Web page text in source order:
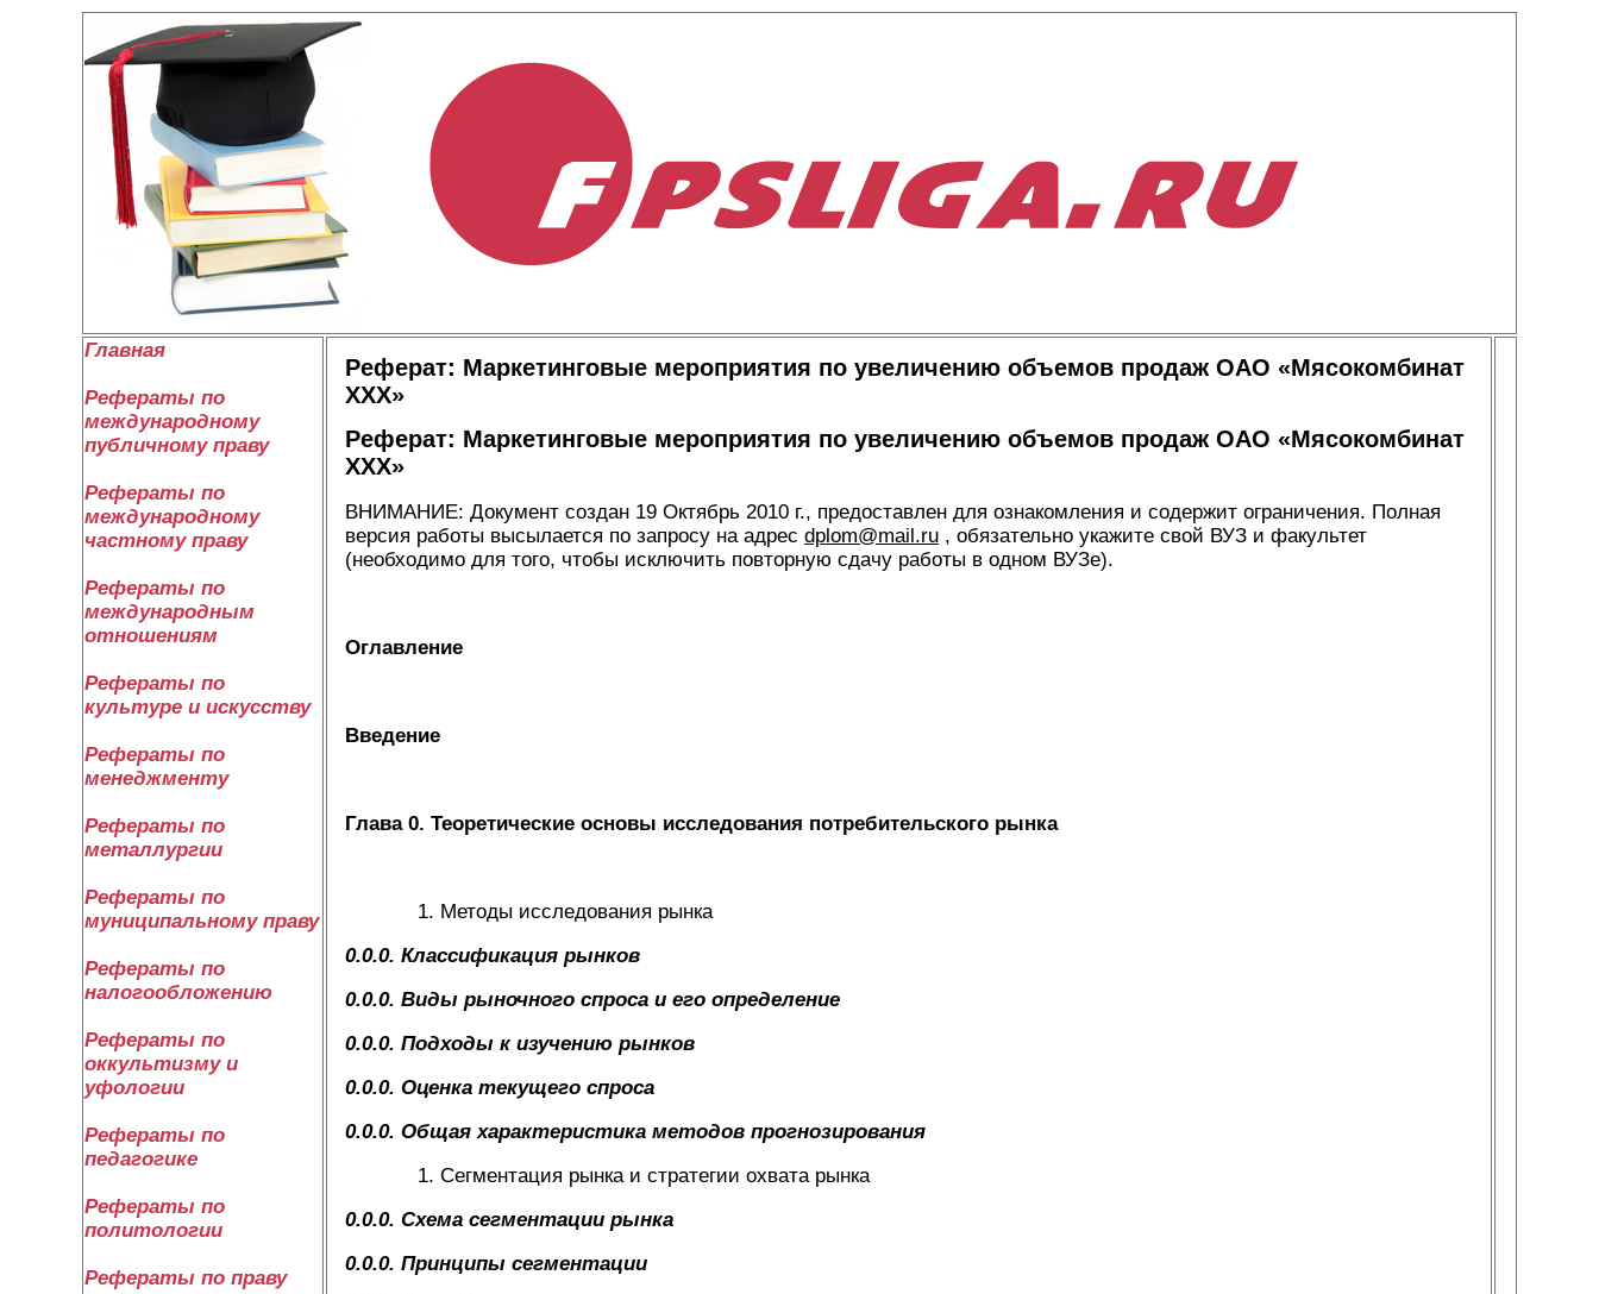
Главная
Рефераты по
международному
публичному праву
Рефераты по
международному
частному праву
Рефераты по
международным
отношениям
Рефераты по
культуре и искусству
Рефераты по
менеджменту
Рефераты по
металлургии
Рефераты по
муниципальному праву
Рефераты по
налогообложению
Рефераты по
оккультизму и
уфологии
Рефераты по
педагогике
Рефераты по
политологии
Рефераты по праву
Реферат: Маркетинговые мероприятия по увеличению объемов продаж ОАО «Мясокомбинат
ХХХ»
Реферат: Маркетинговые мероприятия по увеличению объемов продаж ОАО «Мясокомбинат
ХХХ»
ВНИМАНИЕ: Документ создан 19 Октябрь 2010 г., предоставлен для ознакомления и содержит ограничения. Полная
версия работы высылается по запросу на адрес dplom@mail.ru , обязательно укажите свой ВУЗ и факультет
(необходимо для того, чтобы исключить повторную сдачу работы в одном ВУЗе).
Оглавление
Введение
Глава 0. Теоретические основы исследования потребительского рынка
Методы исследования рынка
0.0.0. Классификация рынков
0.0.0. Виды рыночного спроса и его определение
0.0.0. Подходы к изучению рынков
0.0.0. Оценка текущего спроса
0.0.0. Общая характеристика методов прогнозирования
Сегментация рынка и стратегии охвата рынка
0.0.0. Схема сегментации рынка
0.0.0. Принципы сегментации